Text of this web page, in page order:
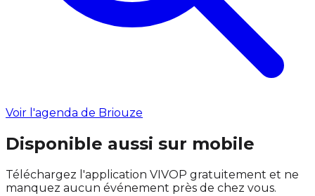
Voir l'agenda de Briouze
Disponible aussi sur mobile
Téléchargez l'application VIVOP gratuitement et ne
manquez aucun événement près de chez vous.